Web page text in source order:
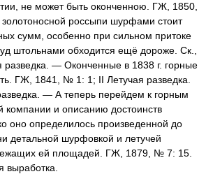
не может быть оконченною. ГЖ, 1850,
россыпи шурфами стоит
сумм, особенно при сильном притоке
штольнами обходится ещё дороже. Ск.,
разведка. — Оконченные в 1838 г. горные
ГЖ, 1841, № 1: 1; II Летучая разведка.
— А теперь перейдем к горным
компании и описанию достоинств
оно определилось произведенной до
детальной шурфовкой и летучей
ей площадей. ГЖ, 1879, № 7: 15.
выработка.